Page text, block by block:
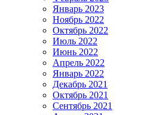
Январь 2023
Ноябрь 2022
Октябрь 2022
Июль 2022
Июнь 2022
Апрель 2022
Январь 2022
Декабрь 2021
Октябрь 2021
Сентябрь 2021